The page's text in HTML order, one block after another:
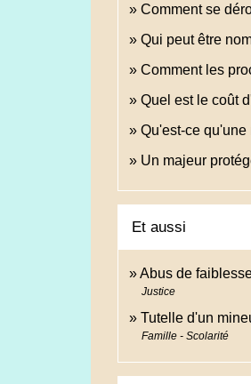
Comment se
Qui peut être
Comment les
Quel est le coût
Qu'est-ce
Un majeur
Et aussi
Abus de
Justice
Tutelle d'un
Famille - Scolarité